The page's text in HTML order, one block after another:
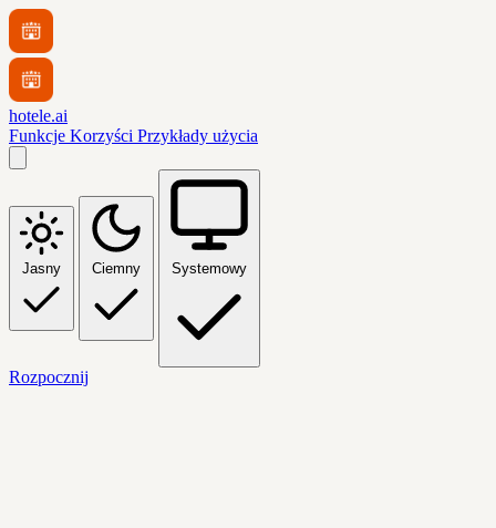
hotele.ai
Funkcje Korzyści Przykłady użycia
Jasny Ciemny Systemowy
Rozpocznij